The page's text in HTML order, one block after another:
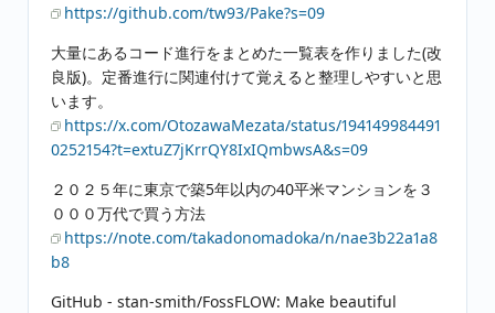
https://github.com/tw93/Pake?s=09
大量にあるコード進行をまとめた一覧表を作りました(改
良版)。定番進行に関連付けて覚えると整理しやすいと思
います。
https://x.com/OtozawaMezata/status/194149984491
0252154?t=extuZ7jKrrQY8IxIQmbwsA&s=09
２０２５年に東京で築5年以内の40平米マンションを３
０００万代で買う方法
https://note.com/takadonomadoka/n/nae3b22a1a8
b8
GitHub - stan-smith/FossFLOW: Make beautiful